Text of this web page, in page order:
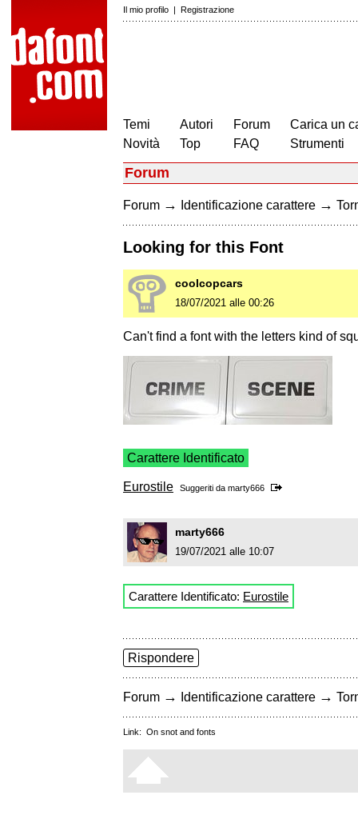
Il mio profilo | Registrazione
Temi
Novità
Autori
Top
Forum
FAQ
Carica un
Strumenti
Forum
Forum → Identificazione carattere →
Looking for this Font
coolcopcars
18/07/2021 alle 00:26
Can't find a font with the letters kind of
Carattere Identificato
Eurostile Suggeriti da marty666
marty666
19/07/2021 alle 10:07
Carattere Identificato: Eurostile
Rispondere
Forum → Identificazione carattere →
Link: On snot and fonts